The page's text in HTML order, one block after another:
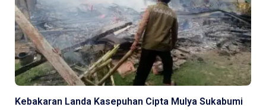
Kebakaran Landa Kasepuhan Cipta Mulya Sukabumi